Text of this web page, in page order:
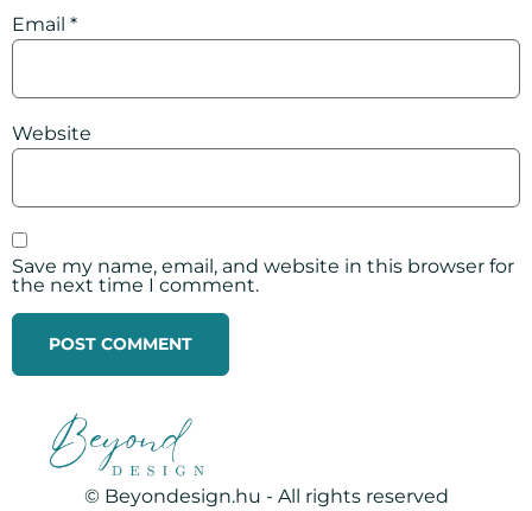
Email *
Website
Save my name, email, and website in this browser for
the next time I comment.
© Beyondesign.hu - All rights reserved